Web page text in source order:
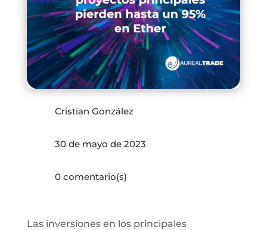
Cristian González
30 de mayo de 2023
0 comentario(s)
Las inversiones en los principales